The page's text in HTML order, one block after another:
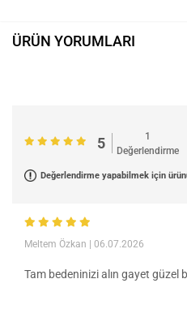
ÜRÜN YORUMLARI
5
1
Değerlendirme
Değerlendirme yapabilmek için
Meltem Özkan | 06.07.2026
Tam bedeninizi alın gayet güzel